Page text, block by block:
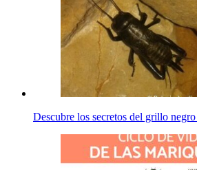
Descubre los secretos del grillo